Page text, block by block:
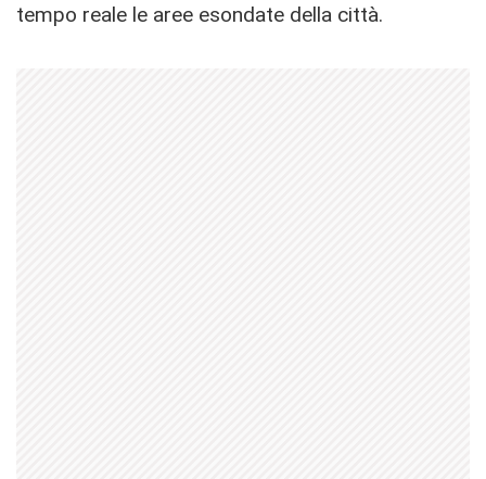
tempo reale le aree esondate della città.